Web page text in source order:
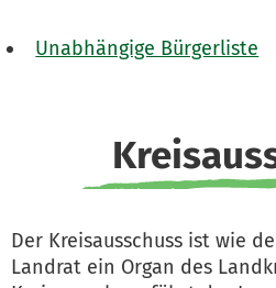
Unabhängige Bürgerliste
Der Kreisausschuss ist wie
Landrat ein Organ des